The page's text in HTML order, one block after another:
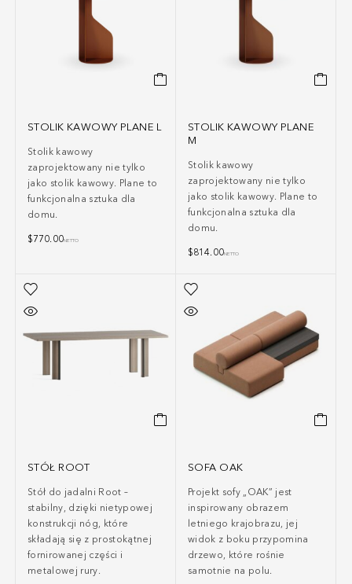
STOLIK KAWOWY PLANE L
Stolik kawowy
zaprojektowany nie tylko
jako stolik kawowy. Plane to
funkcjonalna sztuka dla
domu.
$770.00NETTO
STOLIK KAWOWY PLANE
M
Stolik kawowy
zaprojektowany nie tylko
jako stolik kawowy. Plane to
funkcjonalna sztuka dla
domu.
$814.00NETTO
STÓŁ ROOT
Stół do jadalni Root –
stabilny, dzięki nietypowej
konstrukcji nóg, które
składają się z prostokątnej
fornirowanej części i
metalowej rury.
SOFA OAK
Projekt sofy „OAK” jest
inspirowany obrazem
letniego krajobrazu, jej
widok z boku przypomina
drzewo, które rośnie
samotnie na polu.